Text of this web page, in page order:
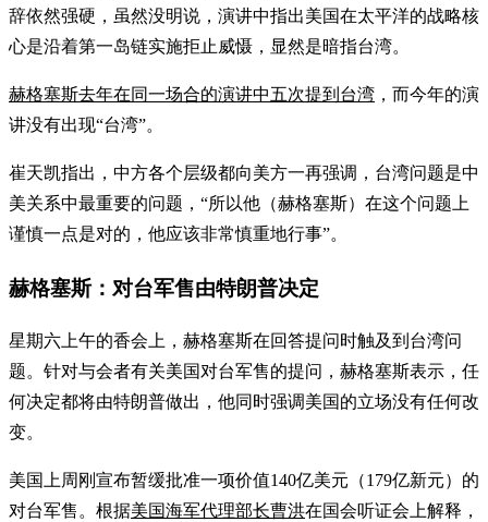
辞依然强硬，虽然没明说，演讲中指出美国在太平洋的战略核
心是沿着第一岛链实施拒止威慑，显然是暗指台湾。
赫格塞斯去年在同一场合的演讲中五次提到台湾 ，而今年的演
讲没有出现“台湾”。
崔天凯指出，中方各个层级都向美方一再强调，台湾问题是中
美关系中最重要的问题，“所以他（赫格塞斯）在这个问题上
谨慎一点是对的，他应该非常慎重地行事”。
赫格塞斯：对台军售由特朗普决定
星期六上午的香会上，赫格塞斯在回答提问时触及到台湾问
题。针对与会者有关美国对台军售的提问，赫格塞斯表示，任
何决定都将由特朗普做出，他同时强调美国的立场没有任何改
变。
美国上周刚宣布暂缓批准一项价值140亿美元（179亿新元）的
对台军售。根据美国海军代理部长曹洪在国会听证会上解释，